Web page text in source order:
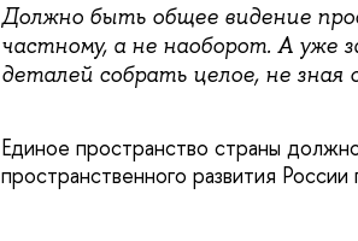
Должно быть общее видение
частному, а не наоборот. А уже
деталей собрать целое, не зная
Единое пространство страны
пространственного развития